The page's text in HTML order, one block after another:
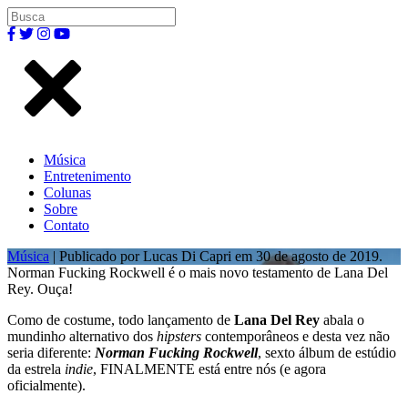
Música
Entretenimento
Colunas
Sobre
Contato
Música | Publicado por Lucas Di Capri em 30 de agosto de 2019.
Norman Fucking Rockwell é o mais novo testamento de Lana Del
Rey. Ouça!
Como de costume, todo lançamento de Lana Del Rey abala o
mundinho alternativo dos hipsters contemporâneos e desta vez não
seria diferente: Norman Fucking Rockwell, sexto álbum de estúdio
da estrela indie, FINALMENTE está entre nós (e agora
oficialmente).